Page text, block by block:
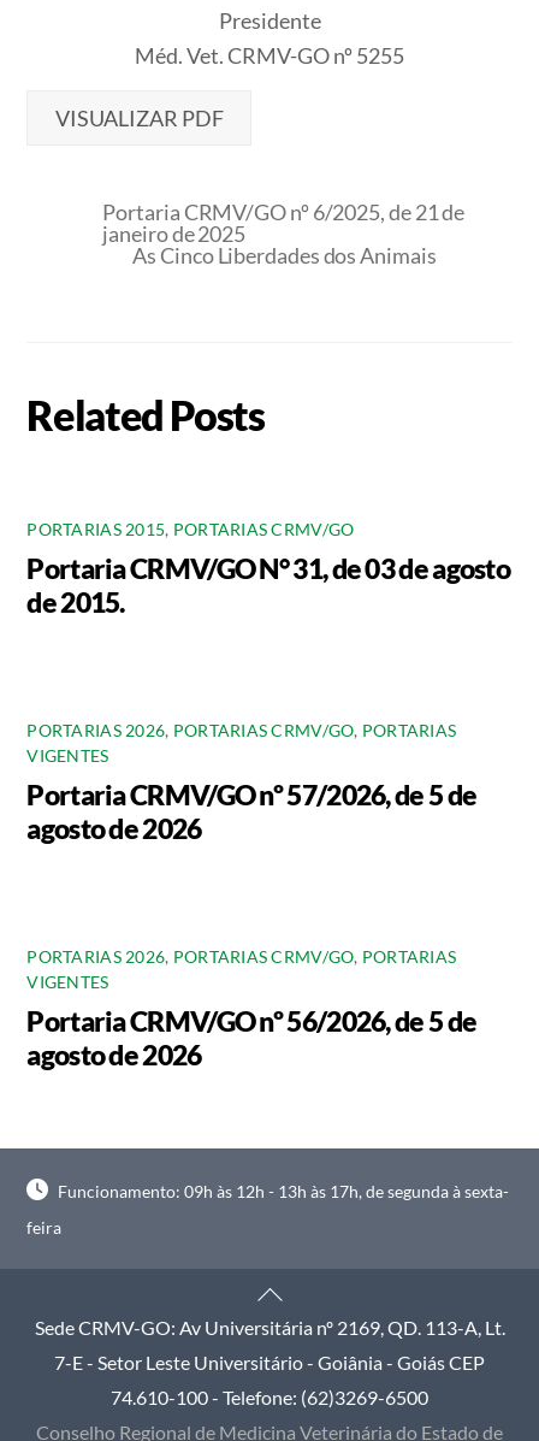
Presidente
Méd. Vet. CRMV-GO nº 5255
VISUALIZAR PDF
Portaria CRMV/GO nº 6/2025, de 21 de
janeiro de 2025
As Cinco Liberdades dos Animais
Related Posts
PORTARIAS 2015, PORTARIAS CRMV/GO
Portaria CRMV/GO N° 31, de 03 de agosto
de 2015.
PORTARIAS 2026, PORTARIAS CRMV/GO, PORTARIAS
VIGENTES
Portaria CRMV/GO nº 57/2026, de 5 de
agosto de 2026
PORTARIAS 2026, PORTARIAS CRMV/GO, PORTARIAS
VIGENTES
Portaria CRMV/GO nº 56/2026, de 5 de
agosto de 2026
Funcionamento: 09h às 12h - 13h às 17h, de segunda à sexta-
feira
Back
To
Top
Sede CRMV-GO: Av Universitária nº 2169, QD. 113-A, Lt.
7-E - Setor Leste Universitário - Goiânia - Goiás CEP
74.610-100 - Telefone: (62)3269-6500
Conselho Regional de Medicina Veterinária do Estado de